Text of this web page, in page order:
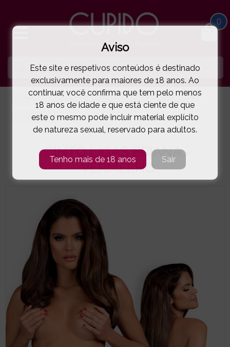
0
LINGERIE E ROUPA MULHER CINTOS LIGAS
OBSESSIVE CINTO LIGAS BRIANA - VERMELHO( 5-4663E )
CINTO LIGAS BRIANA -
VERMELHO
Aviso
Este site e respetivos conteúdos é destinado
exclusivamente para maiores de 18 anos. Ao
continuar, você confirma que tem pelo menos
18 anos de idade e que está ciente de que
este o mesmo pode incluir material explícito
de natureza sexual, reservado para adultos.
Tenho mais de 18 anos Sair